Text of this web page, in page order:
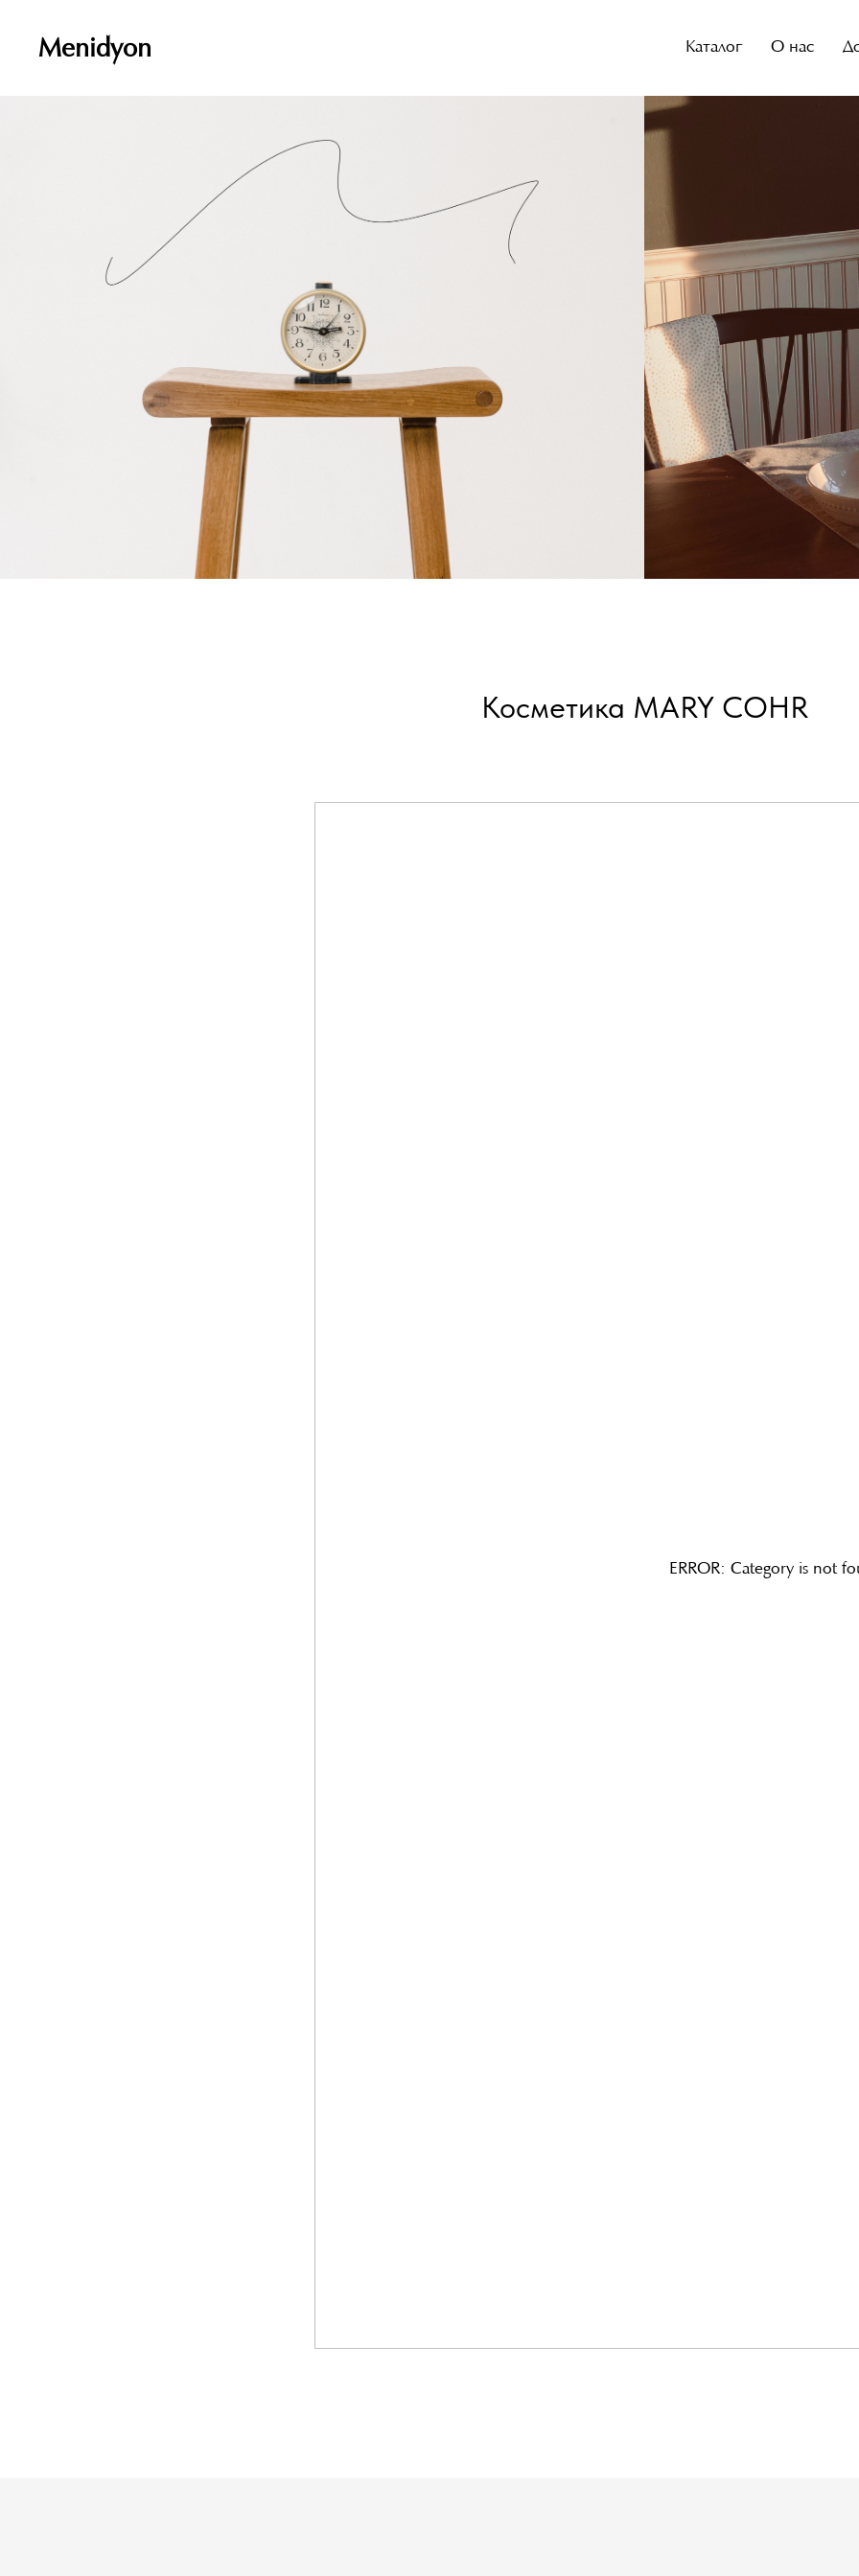
Menidyon Каталог О нас
Косметика MARY COHR
ERROR: Category is not